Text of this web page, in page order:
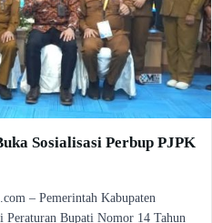
Sosialisasi Perbup PJPK
– Pemerintah Kabupaten
Peraturan Bupati Nomor 14 Tahun